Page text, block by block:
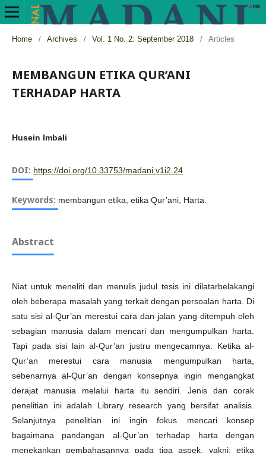
Home / Archives / Vol. 1 No. 2: September 2018 / Articles
MEMBANGUN ETIKA QUR’ANI
TERHADAP HARTA
Husein Imbali
DOI: https://doi.org/10.33753/madani.v1i2.24
Keywords: membangun etika, etika Qur’ani, Harta.
Abstract
Niat untuk meneliti dan menulis judul tesis ini dilatarbelakangi
oleh beberapa masalah yang terkait dengan persoalan harta. Di
satu sisi al-Qur’an merestui cara dan jalan yang ditempuh oleh
sebagian manusia dalam mencari dan mengumpulkan harta.
Tapi pada sisi lain al-Qur’an justru mengecamnya. Ketika al-
Qur’an merestui cara manusia mengumpulkan harta,
sebenarnya al-Qur’an dengan konsepnya ingin mengangkat
derajat manusia melalui harta itu sendiri. Jenis dan corak
penelitian ini adalah Library research yang bersifat analisis.
Selanjutnya penelitian ini ingin fokus mencari konsep
bagaimana pandangan al-Qur’an terhadap harta dengan
menekankan pembahasannya pada tiga aspek, yakni; etika